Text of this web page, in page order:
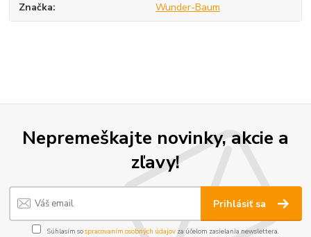
Značka Wunder-Baum
Nepremeškajte novinky, akcie a
zľavy!
Prihlásiť sa
Súhlasím sospracovaním osobných údajov za účelom zasielania newslettera.